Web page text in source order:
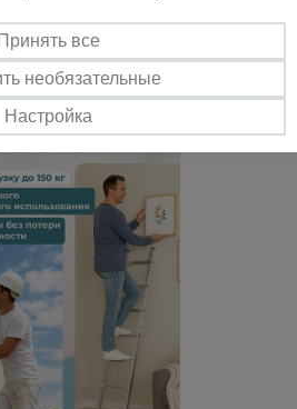
ситуации
специальные наконечники,
Принять все
необязательные
Настройка